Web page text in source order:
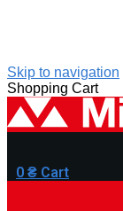
Skip to navigation
Shopping Cart
0 ₴ Cart